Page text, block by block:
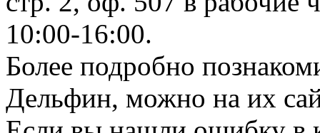
10:00-16:00.
Более подробно
Дельфин, можно на их